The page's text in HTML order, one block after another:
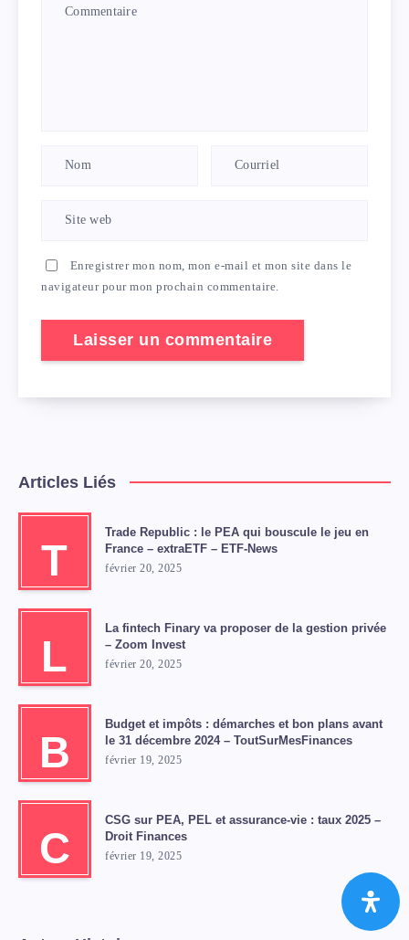
Enregistrer mon nom, mon e-mail et mon site dans le
navigateur pour mon prochain commentaire.
Articles Liés
T
Trade Republic : le PEA qui bouscule le jeu en
France – extraETF – ETF-News
février 20, 2025
L
La fintech Finary va proposer de la gestion privée
– Zoom Invest
février 20, 2025
B
Budget et impôts : démarches et bon plans avant
le 31 décembre 2024 – ToutSurMesFinances
février 19, 2025
C
CSG sur PEA, PEL et assurance-vie : taux 2025 –
Droit Finances
février 19, 2025